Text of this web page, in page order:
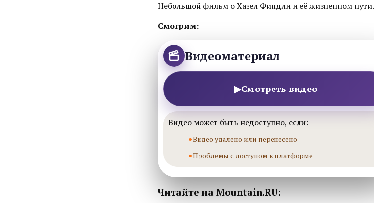
Небольшой фильм о Хазел Финдли и её жизненном пути.
Смотрим:
Видеоматериал
▶Смотреть видео
Видео может быть недоступно, если:
Видео удалено или перенесено
Проблемы с доступом к платформе
Читайте на Mountain.RU: